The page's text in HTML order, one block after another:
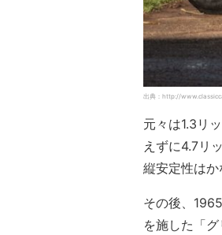
出典：http://
元々は1.3リ
えずに4.7リ
縦安定性はか
その後、
を施した「